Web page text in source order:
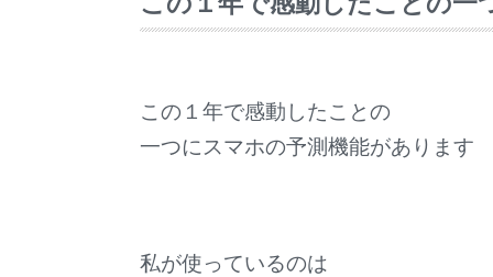
この１年で感動したことの
一つにスマホの予測機能があります
私が使っているのは